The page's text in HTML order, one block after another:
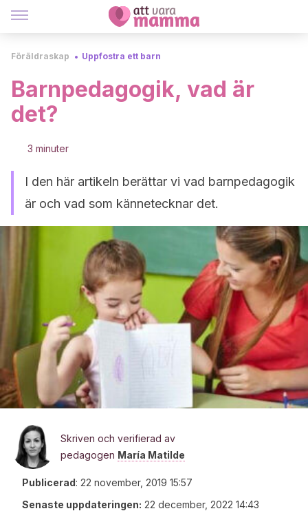
Föräldraskap Uppfostra ett barn
Barnpedagogik, vad är
det?
3 minuter
I den här artikeln berättar vi vad barnpedagogik
är och vad som kännetecknar det.
Skriven och verifierad av
pedagogen María Matilde
Publicerad: 22 november, 2019 15:57
Senaste uppdateringen: 22 december, 2022 14:43